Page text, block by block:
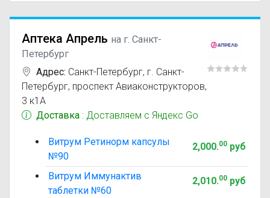
Аптека Апрель на г. Санкт-
Петербург
Адрес: Санкт-Петербург, г. Санкт-
Петербург, проспект Авиаконструкторов,
3 к1А
Доставка : Доставляем с Яндекс Go
Витрум Ретинорм капсулы
№90
2,000.00руб
Витрум Иммунактив
таблетки №60
2,010.00руб